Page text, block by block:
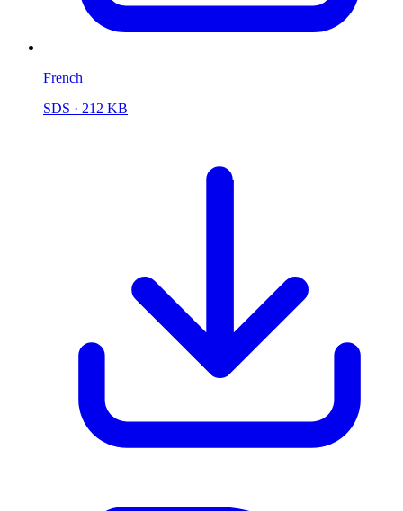
French
SDS · 212 KB